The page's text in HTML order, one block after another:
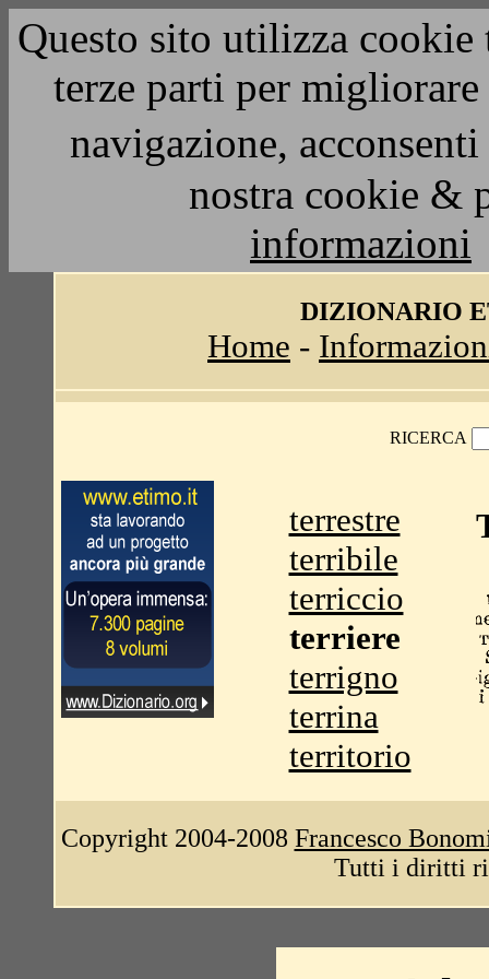
Questo sito utilizza
terze parti per
navigazione,
nostra cookie &
informazioni
DIZIONARIO
Home -
RICERCA
terrestre
terribile
terriccio
terriere
terrigno
terrina
territorio
Copyright 2004-2008 Francesco
Tutti i diritti